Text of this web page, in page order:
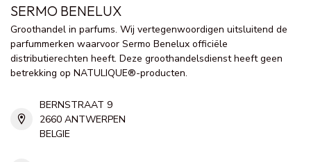
SERMO BENELUX
Groothandel in parfums. Wij vertegenwoordigen uitsluitend de
parfummerken waarvoor Sermo Benelux officiële
distributierechten heeft. Deze groothandelsdienst heeft geen
betrekking op NATULIQUE®-producten.
BERNSTRAAT 9
2660 ANTWERPEN
BELGIE